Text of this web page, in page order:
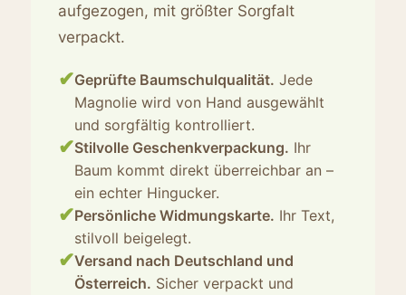
aufgezogen, mit größter Sorgfalt
verpackt.
✔Geprüfte Baumschulqualität. Jede
Magnolie wird von Hand ausgewählt
und sorgfältig kontrolliert.
✔Stilvolle Geschenkverpackung. Ihr
Baum kommt direkt überreichbar an –
ein echter Hingucker.
✔Persönliche Widmungskarte. Ihr Text,
stilvoll beigelegt.
✔Versand nach Deutschland und
Österreich. Sicher verpackt und